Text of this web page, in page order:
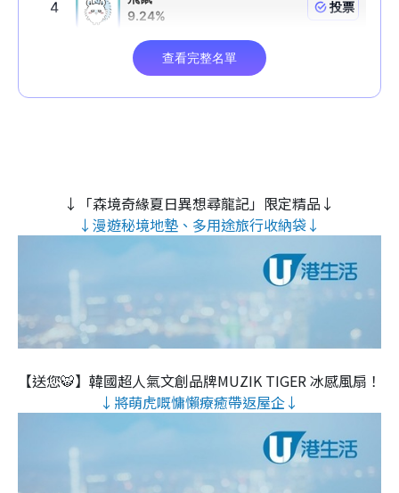
↓「森境奇緣夏日異想尋龍記」限定精品↓
↓漫遊秘境地墊、多用途旅行收納袋↓
【送您🐯】韓國超人氣文創品牌MUZIK TIGER 冰感風扇！
↓將萌虎嘅慵懶療癒帶返屋企↓